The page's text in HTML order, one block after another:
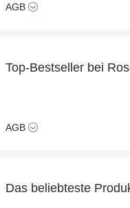
AGB
Top-Bestseller bei
AGB
Das beliebteste